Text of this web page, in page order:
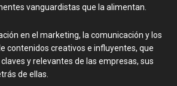
vanguardistas que la alimentan.
en el marketing, la comunicación y los
contenidos creativos e influyentes, que
y relevantes de las empresas, sus
de ellas.